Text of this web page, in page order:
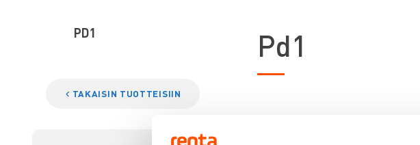
PD1
TAKAISIN TUOTTEISIIN
Pd1